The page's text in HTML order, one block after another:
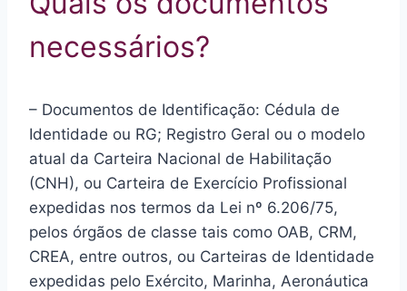
necessários?
– Documentos de Identificação: Cédula de
Identidade ou RG; Registro Geral ou o modelo
atual da Carteira Nacional de Habilitação
(CNH), ou Carteira de Exercício Profissional
expedidas nos termos da Lei nº 6.206/75,
pelos órgãos de classe tais como OAB, CRM,
CREA, entre outros, ou Carteiras de Identidade
expedidas pelo Exército, Marinha, Aeronáutica